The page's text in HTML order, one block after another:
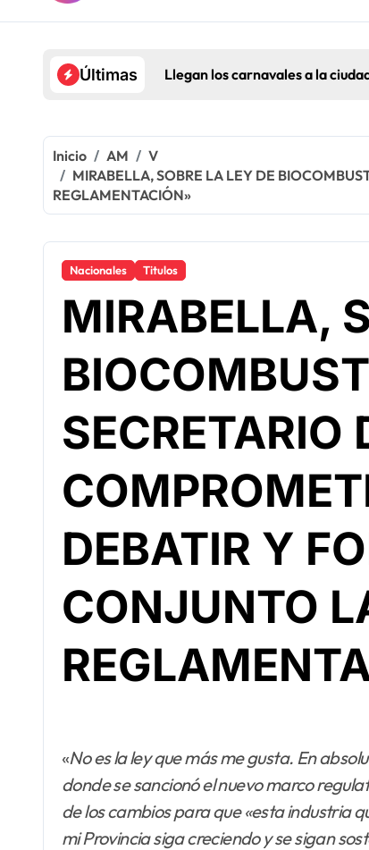
Últimas Llegan los carnavales a la
Inicio AM
V
MIRABELLA, SOBRE LA LEY DE
REGLAMENTACIÓN»
Nacionales Titulos
MIRABELLA,
SECRETARIO
DEBATIR Y
CONJUNTO
«No es la ley que más me gusta. En absoluto. Pero es la ley posible», sostuvo durante la sesión
donde se sancionó el nuevo marco
de los cambios para que «esta industria
mi Provincia siga creciendo y se sigan